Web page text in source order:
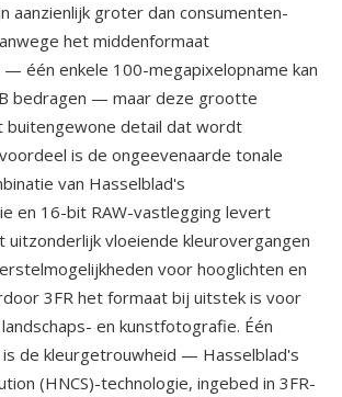
aanzienlijk groter dan consumenten-
het middenformaat
één enkele 100-megapixelopname kan
bedragen — maar deze grootte
buitengewone detail dat wordt
is de ongeevenaarde tonale
van Hasselblad's
en 16-bit RAW-vastlegging levert
uitzonderlijk vloeiende kleurovergangen
voor hooglichten en
3FR het formaat bij uitstek is voor
en kunstfotografie. Één
de kleurgetrouwheid — Hasselblad's
(HNCS)-technologie, ingebed in 3FR-